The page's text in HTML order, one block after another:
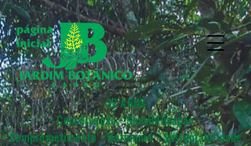
32 ANOS
- Conservação - Sensibilização -
Comprometimento - Harmonia - Sustentabilidade